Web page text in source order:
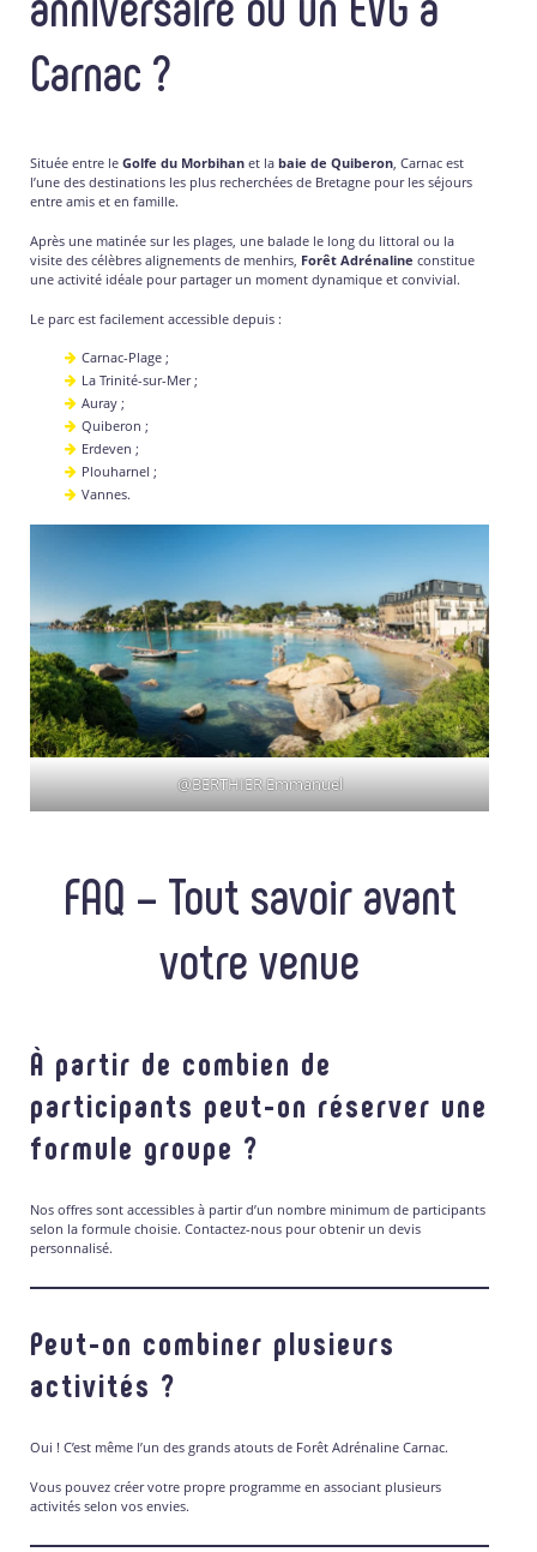
Carnac ?
Située entre le Golfe du Morbihan et la baie de Quiberon , Carnac est
l’une des destinations les plus recherchées de Bretagne pour les séjours
entre amis et en famille.
Après une matinée sur les plages, une balade le long du littoral ou la
visite des célèbres alignements de menhirs, Forêt Adrénaline constitue
une activité idéale pour partager un moment dynamique et convivial.
Le parc est facilement accessible depuis :
Carnac-Plage ;
La Trinité-sur-Mer ;
Auray ;
Quiberon ;
Erdeven ;
Plouharnel ;
Vannes.
@BERTHIER Emmanuel
FAQ – Tout savoir avant
votre venue
À partir de combien de
participants peut-on réserver une
formule groupe ?
Nos offres sont accessibles à partir d’un nombre minimum de participants
selon la formule choisie. Contactez-nous pour obtenir un devis
personnalisé.
Peut-on combiner plusieurs
activités ?
Oui ! C’est même l’un des grands atouts de Forêt Adrénaline Carnac.
Vous pouvez créer votre propre programme en associant plusieurs
activités selon vos envies.